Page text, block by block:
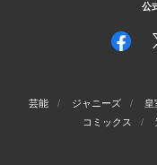
公
芸能 ジャニーズ 皇
コミックス